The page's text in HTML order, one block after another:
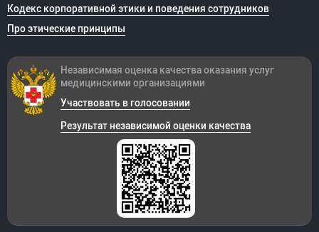
Кодекс корпоративной этики и поведения сотрудников
Про этические принципы
Независимая оценка качества оказания услуг
медицинскими организациями
Участвовать в голосовании
Результат независимой оценки качества